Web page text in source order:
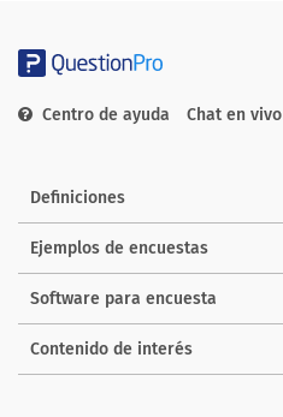
Centro de ayuda Chat en vivo
Definiciones
Ejemplos de encuestas
Software para encuesta
Contenido de interés